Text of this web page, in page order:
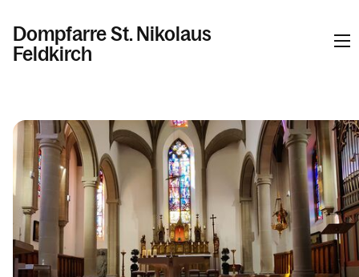
Dompfarre St. Nikolaus
Feldkirch
Kalender
Personen